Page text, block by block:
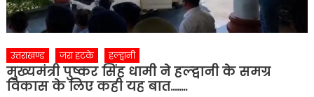
उत्तराखण्ड ज़रा हटके हल्द्वानी
मुख्यमंत्री पुष्कर सिंह धामी ने हल्द्वानी के समग्र
विकास के लिए कही यह बात……..